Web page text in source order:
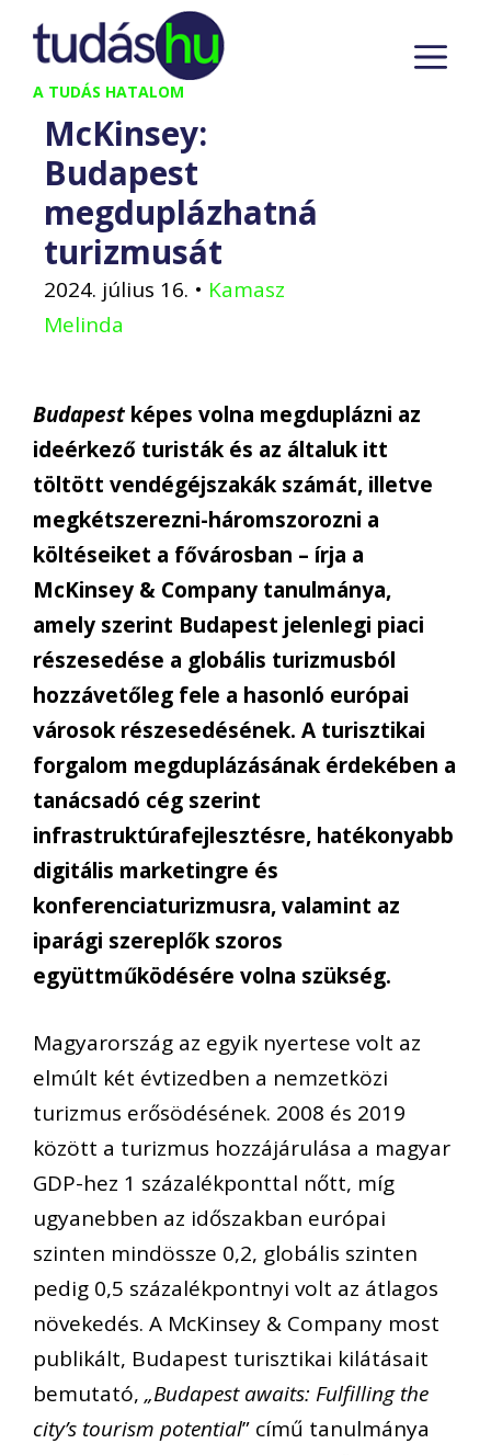
Kilépés
tartalomba
A TUDÁS HATALOM
McKinsey:
Budapest
megduplázhatná
turizmusát
2024. július 16. • Kamasz
Melinda
Budapest képes volna megduplázni az
ideérkező turisták és az általuk itt
töltött vendégéjszakák számát, illetve
megkétszerezni-háromszorozni a
költéseiket a fővárosban – írja a
McKinsey & Company tanulmánya,
amely szerint Budapest jelenlegi piaci
részesedése a globális turizmusból
hozzávetőleg fele a hasonló európai
városok részesedésének. A turisztikai
forgalom megduplázásának érdekében a
tanácsadó cég szerint
infrastruktúrafejlesztésre, hatékonyabb
digitális marketingre és
konferenciaturizmusra, valamint az
iparági szereplők szoros
együttműködésére volna szükség.
Magyarország az egyik nyertese volt az
elmúlt két évtizedben a nemzetközi
turizmus erősödésének. 2008 és 2019
között a turizmus hozzájárulása a magyar
GDP-hez 1 százalékponttal nőtt, míg
ugyanebben az időszakban európai
szinten mindössze 0,2, globális szinten
pedig 0,5 százalékpontnyi volt az átlagos
növekedés. A McKinsey & Company most
publikált, Budapest turisztikai kilátásait
bemutató, „Budapest awaits: Fulfilling the
city’s tourism potential” című tanulmánya